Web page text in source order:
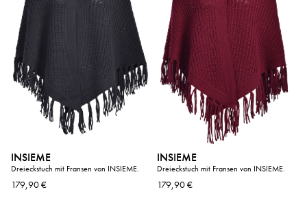
INSIEME
Dreieckstuch mit Fransen von INSIEME.
179,90 €
INSIEME
Dreieckstuch mit Fransen von INSIEME.
179,90 €